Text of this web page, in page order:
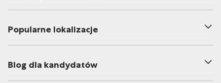
Popularne lokalizacje
Blog dla kandydatów